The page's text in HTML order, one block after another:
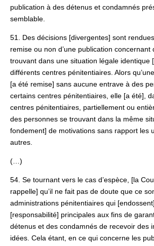
publication à des détenus et condamnés
semblable.
51. Des décisions [divergentes] sont
remise ou non d’une publication concernant
trouvant dans une situation légale identique
différents centres pénitentiaires. Alors
[a été remise] sans aucune entrave à des
certains centres pénitentiaires, elle [a été],
centres pénitentiaires, partiellement ou
des personnes se trouvant dans la même
fondement] de motivations sans rapport les
autres.
(…)
54. Se tournant vers le cas d’espèce, [la
rappelle] qu’il ne fait pas de doute que ce
administrations pénitentiaires qui
[responsabilité] principales aux fins de
détenus et des condamnés de recevoir des
idées. Cela étant, en ce qui concerne les